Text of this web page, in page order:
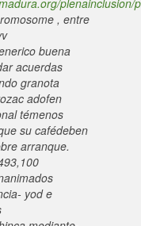
plenainclusion/
, entre
buena
acuerdas
granota
adofen
témenos
su cafédeben
arranque.
yod e